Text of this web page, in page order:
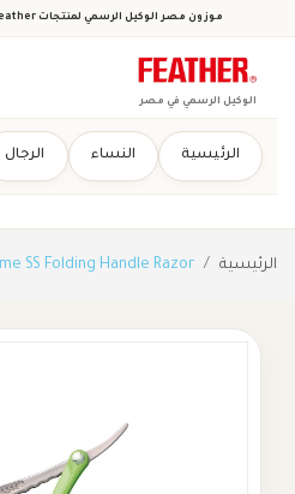
موزون مصر الوكيل الرسمي لمنتجات Feather اليابانية في مصر وشمال أفريقيا
الوكيل الرسمي في مصر
الرئيسية النساء الرجال
الرئيسية SS Folding Handle Razor